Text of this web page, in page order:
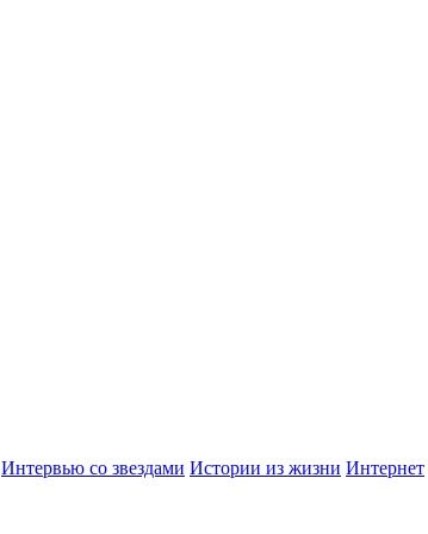
Интервью со звездами Истории из жизни Интернет